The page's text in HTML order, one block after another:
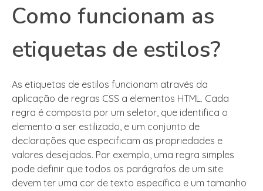
Como funcionam as
etiquetas de estilos?
As etiquetas de estilos funcionam através da
aplicação de regras CSS a elementos HTML. Cada
regra é composta por um seletor, que identifica o
elemento a ser estilizado, e um conjunto de
declarações que especificam as propriedades e
valores desejados. Por exemplo, uma regra simples
pode definir que todos os parágrafos de um site
devem ter uma cor de texto específica e um tamanho